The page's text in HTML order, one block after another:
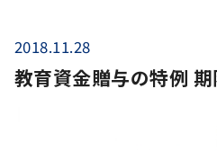
2018.11.28
教育資金贈与の特例 期